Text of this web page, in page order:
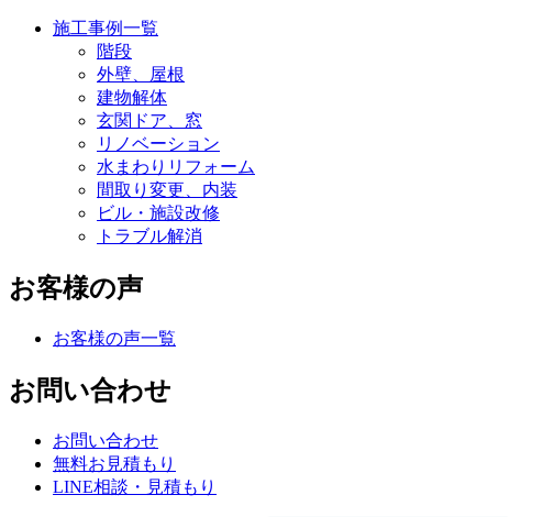
施工事例一覧
階段
外壁、屋根
建物解体
玄関ドア、窓
リノベーション
水まわりリフォーム
間取り変更、内装
ビル・施設改修
トラブル解消
お客様の声
お客様の声一覧
お問い合わせ
お問い合わせ
無料お見積もり
LINE相談・見積もり